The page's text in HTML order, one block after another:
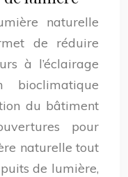
naturelle
de réduire
à l’éclairage
bioclimatique
du bâtiment
pour
naturelle tout
de lumière,